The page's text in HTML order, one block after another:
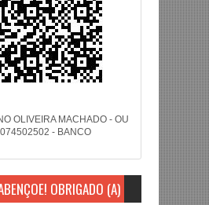
OLIVEIRA MACHADO - OU
- BANCO
OBRIGADO (A)